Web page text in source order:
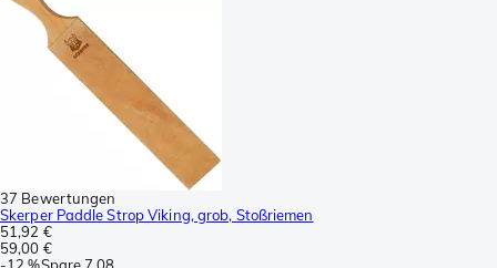
37 Bewertungen
Skerper Paddle Strop Viking, grob, Stoßriemen
51,92 €
59,00 €